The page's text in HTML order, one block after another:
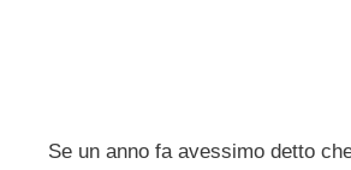
Se un anno fa avessimo detto